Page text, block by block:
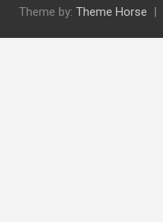
Theme by: Theme Horse